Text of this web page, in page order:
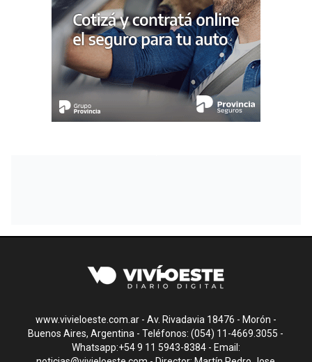
www.vivieloeste.com.ar - Av. Rivadavia 18476 - Morón -
Buenos Aires, Argentina - Teléfonos: (054) 11-4669.3055 -
Whatsapp:+54 9 11 5943-8384 - Email: